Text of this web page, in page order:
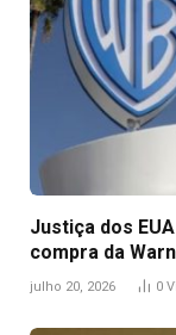
Justiça dos
compra da
julho 20, 2026 0